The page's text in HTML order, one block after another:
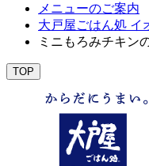
メニューのご案内
大戸屋ごはん処 イ
ミニもろみチキン
TOP